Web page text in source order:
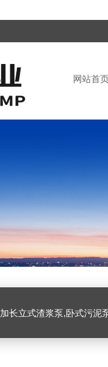
网站首
长立式渣浆泵,卧式污泥